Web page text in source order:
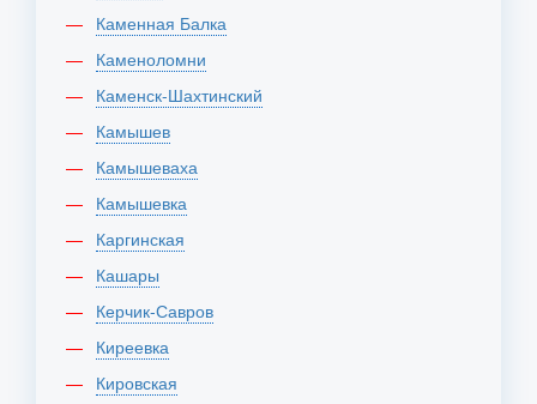
Каменная Балка
Каменоломни
Каменск-Шахтинский
Камышев
Камышеваха
Камышевка
Каргинская
Кашары
Керчик-Савров
Киреевка
Кировская